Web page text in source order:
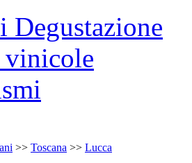
Degustazione
vinicole
>> Toscana >> Lucca